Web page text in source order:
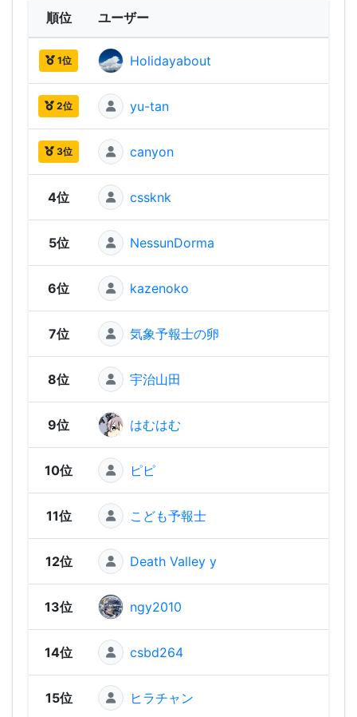
順位 ユーザー
1位 Holidayabout
2位 yu-tan
3位 canyon
4位 cssknk
5位 NessunDorma
6位 kazenoko
7位 気象予報士の卵
8位 宇治山田
9位 はむはむ
10位 ピピ
11位 こども予報士
12位 Death Valley y
13位 ngy2010
14位 csbd264
15位 ヒラチャン